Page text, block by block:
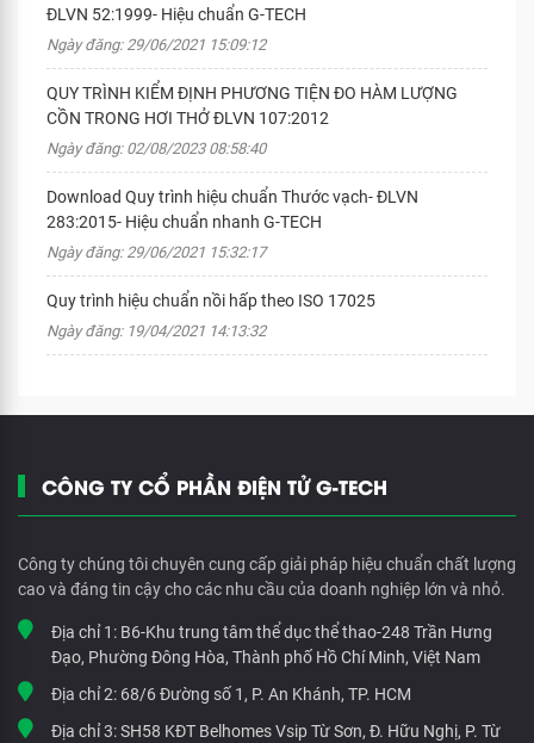
ĐLVN 52:1999- Hiệu chuẩn G-TECH
Ngày đăng: 29/06/2021 15:09:12
QUY TRÌNH KIỂM ĐỊNH PHƯƠNG TIỆN ĐO HÀM LƯỢNG
CỒN TRONG HƠI THỞ ĐLVN 107:2012
Ngày đăng: 02/08/2023 08:58:40
Download Quy trình hiệu chuẩn Thước vạch- ĐLVN
283:2015- Hiệu chuẩn nhanh G-TECH
Ngày đăng: 29/06/2021 15:32:17
Quy trình hiệu chuẩn nồi hấp theo ISO 17025
Ngày đăng: 19/04/2021 14:13:32
CÔNG TY CỔ PHẦN ĐIỆN TỬ G-TECH
Công ty chúng tôi chuyên cung cấp giải pháp hiệu chuẩn chất lượng
cao và đáng tin cậy cho các nhu cầu của doanh nghiệp lớn và nhỏ.
Địa chỉ 1: B6-Khu trung tâm thể dục thể thao-248 Trần Hưng
Đạo, Phường Đông Hòa, Thành phố Hồ Chí Minh, Việt Nam
Địa chỉ 2: 68/6 Đường số 1, P. An Khánh, TP. HCM
Địa chỉ 3:SH58 KĐT Belhomes Vsip Từ Sơn, Đ. Hữu Nghị, P. Từ